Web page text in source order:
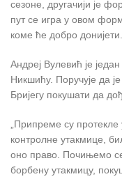
сезоне, другачији је
пут се игра у овом
коме ће добро
Андреј Вулевић је
Никшићу. Поручује да
Бријегу покушати да
„Припреме су
контролне утакмице,
оно право. Почињемо
борбену утакмицу,